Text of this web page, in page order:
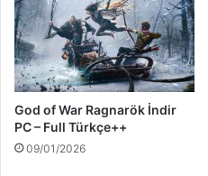
God of War Ragnarök İndir
PC – Full Türkçe++
09/01/2026